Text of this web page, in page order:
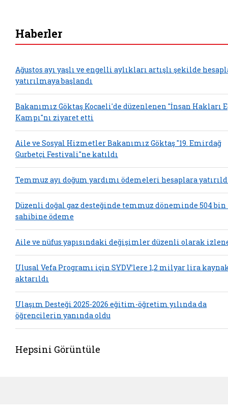
Haberler
Ağustos ayı yaşlı ve engelli aylıkları artışlı şekilde
yatırılmaya başlandı
Bakanımız Göktaş Kocaeli'de düzenlenen "İnsan Hakları
Kampı"nı ziyaret etti
Aile ve Sosyal Hizmetler Bakanımız Göktaş "19. Emirdağ
Gurbetçi Festivali"ne katıldı
Temmuz ayı doğum yardımı ödemeleri hesaplara
Düzenli doğal gaz desteğinde temmuz döneminde 504
sahibine ödeme
Aile ve nüfus yapısındaki değişimler düzenli olarak
Ulusal Vefa Programı için SYDV’lere 1,2 milyar lira
aktarıldı
Ulaşım Desteği 2025-2026 eğitim-öğretim yılında da
öğrencilerin yanında oldu
Hepsini Görüntüle